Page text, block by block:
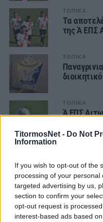
TitormosNet - Do Not
Information
If you wish to opt-out of the
processing of your
targeted advertising by us,
section to confirm your
opt-out request is
interest-based ads based
ΤΟΠΙΚΑ
Τα
της Ά ΕΠΣ
ΤΟΠΙΚΑ
ΤΟΠΙΚΑ
Ά ΕΠΣ
ανατροπή
ΤΟΠΙΚΑ